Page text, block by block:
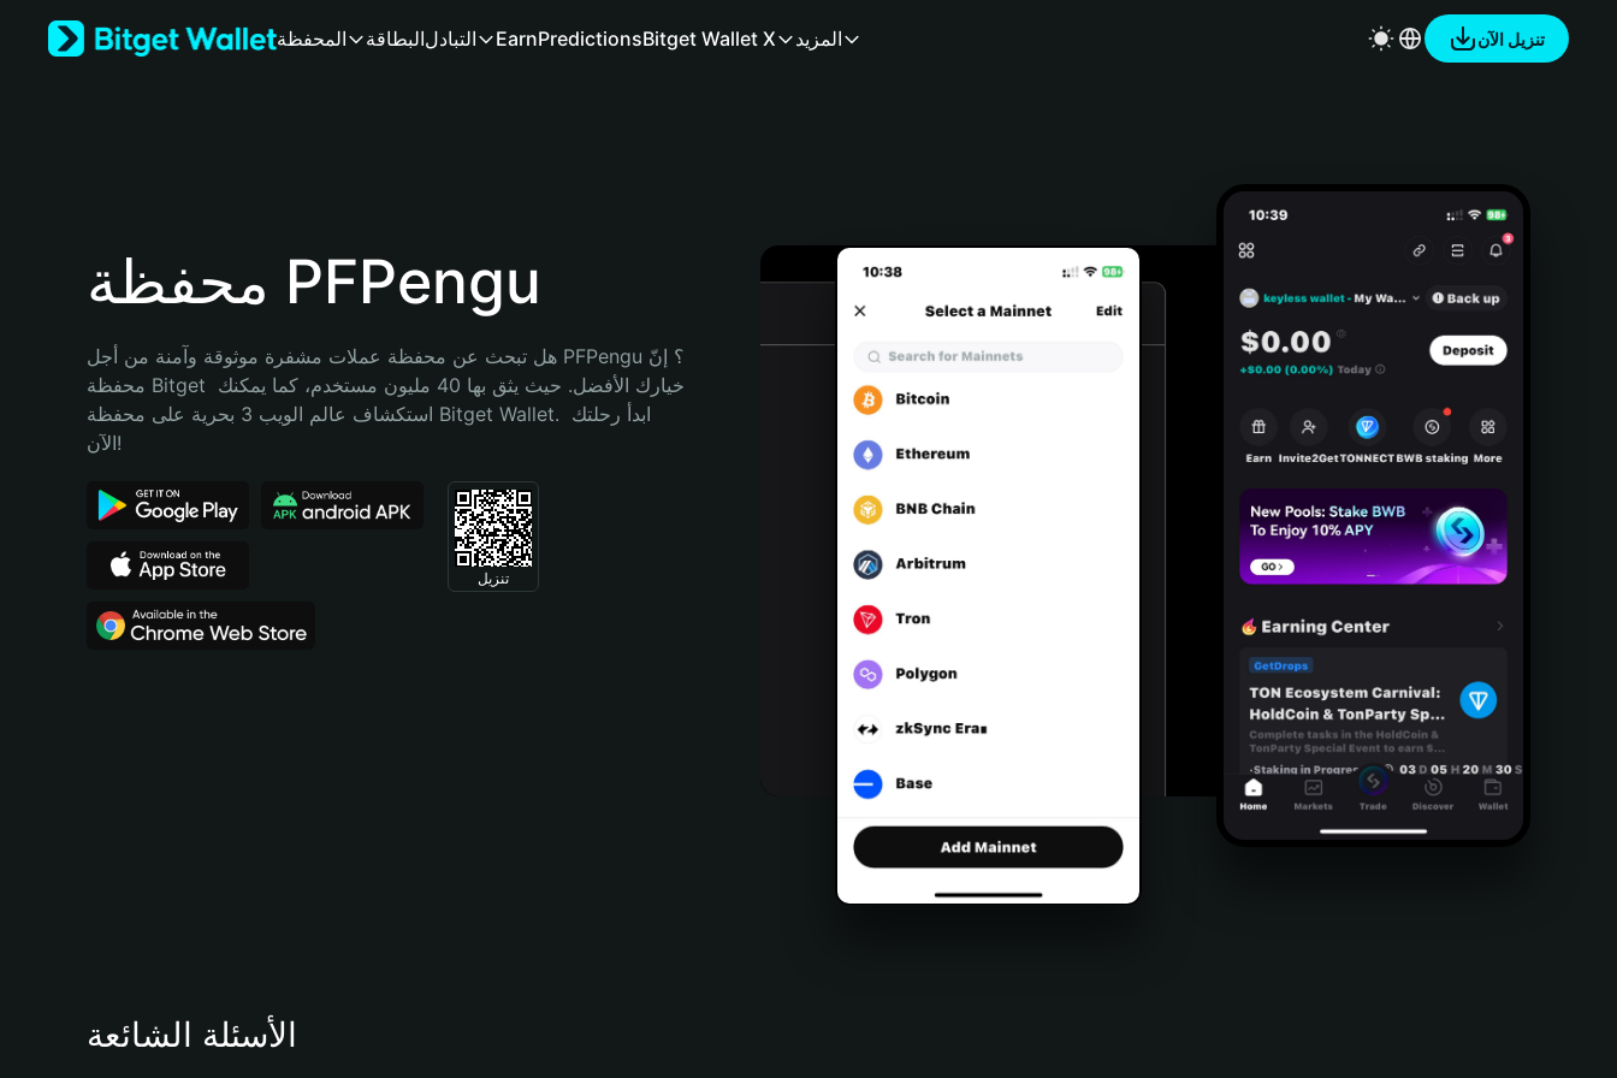
Bahasa Indonesia
Português (Brasil)
المحفظة البطاقةالتبادل EarnPredictionsBitget Wallet X المزيد تنزيل الآن
محفظة PFPengu
هل تبحث عن محفظة عملات مشفرة موثوقة وآمنة من أجل PFPengu؟ إنّ
محفظة Bitget خيارك الأفضل. حيث يثق بها 40 مليون مستخدم، كما يمكنك
استكشاف عالم الويب 3 بحرية على محفظة Bitget Wallet. ابدأ رحلتك
الآن!
تنزيل
الأسئلة الشائعة